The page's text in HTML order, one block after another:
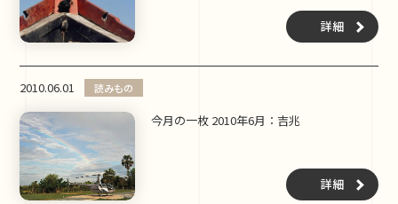
詳細
2010.06.01 読みもの
今月の一枚 2010年6月：吉兆
詳細